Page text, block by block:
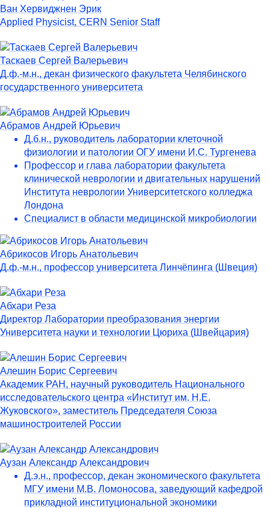
Ван Хервиджнен Эрик
Applied Physicist, CERN Senior Staff
Таскаев Сергей Валерьевич
Д.ф.-м.н., декан физического факультета Челябинского
государственного университета
Абрамов Андрей Юрьевич
Д.б.н., руководитель лаборатории клеточной
физиологии и патологии ОГУ имени И.С. Тургенева
Профессор и глава лаборатории факультета
клинической неврологии и двигательных нарушений
Института неврологии Университетского колледжа
Лондона
Специалист в области медицинской микробиологии
Абрикосов Игорь Анатольевич
Д.ф.-м.н., профессор университета Линчёпинга (Швеция)
Абхари Реза
Директор Лаборатории преобразования энергии
Университета науки и технологии Цюриха (Швейцария)
Алешин Борис Сергеевич
Академик РАН, научный руководитель Национального
исследовательского центра «Институт им. Н.Е.
Жуковского», заместитель Председателя Союза
машиностроителей России
Аузан Александр Александрович
Д.э.н., профессор, декан экономического факультета
МГУ имени М.В. Ломоносова, заведующий кафедрой
прикладной институциональной экономики